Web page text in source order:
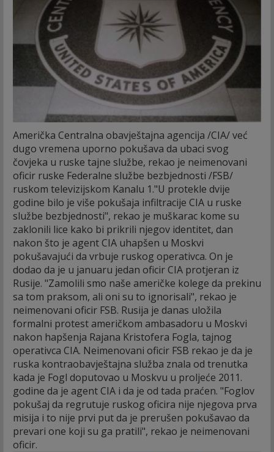
Američka Centralna obavještajna agencija /CIA/ već
dugo vremena uporno pokušava da ubaci svog
čovjeka u ruske tajne službe, rekao je neimenovani
oficir ruske Federalne službe bezbjednosti /FSB/
ruskom televizijskom Kanalu 1."U protekle dvije
godine bilo je više pokušaja infiltracije CIA u ruske
službe bezbjednosti", rekao je muškarac kome su
zaklonili lice kako bi prikrili njegov identitet, dan
nakon što je agent CIA uhapšen u Moskvi
pokušavajući da vrbuje ruskog operativca. On je
dodao da je u januaru jedan oficir CIA protjeran iz
Rusije. "Zamolili smo naše američke kolege da prekinu
sa tom praksom, ali oni su to ignorisali", rekao je
neimenovani oficir FSB. Rusija je danas uložila
formalni protest američkom ambasadoru u Moskvi
nakon hapšenja Rajana Kristofera Fogla, tajnog
operativca CIA. Neimenovani oficir FSB rekao je da je
ruska kontraobavještajna služba znala od trenutka
kada je Fogl doputovao u Moskvu u proljeće 2011.
godine da je agent CIA i da je od tada praćen. "Foglov
pokušaj da regrutuje ruskog oficira nije njegova prva
misija i to nije prvi put da je prerušen pokušavao da
prevari one koji su ga pratili", rekao je neimenovani
oficir.